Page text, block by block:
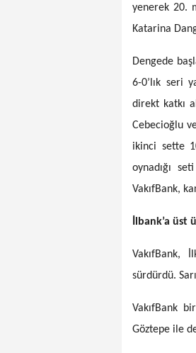
yenerek 20.
Katarina
Dengede
6-0’lık seri
direkt katkı
Cebecioğlu
ikinci sette
oynadığı
VakıfBank,
İlbank’a üst
VakıfBank,
sürdürdü.
VakıfBank
Göztepe ile